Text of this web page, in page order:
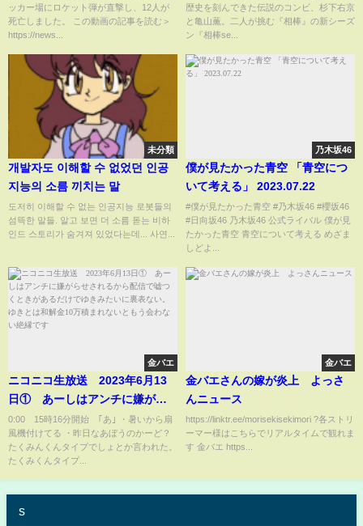
ズボラは攻撃への関与を全面的
に否定 #shorts
ッカー場にロケット弾が直撃し、12人が
死亡しました。 この動画の記事を読む＞
https://news...
歴史を刻んできた伝説のコンビ、杉下右京
と亀山薫。二人が挑む『相棒』の新シーズ
ン『相棒se...
未分類
개발자도 이해할 수 없었던 인공
지능의 소름 끼치는 말
도저히 이해할 수 없는 인공지능 로봇들의
섬뜩한 말들. 알고 보면 더 소름 돋는 비하
인드 스토리가 숨겨져 있었다는데... 사연...
乃木坂46
僕が見たかった青空 「青空につ
いて考える」 2023.07.22
#僕が見たかった青空 #乃木坂46 #櫻坂46
#日向坂46 乃木坂46 公式ライバル 僕が見
たかった青空 青空について考える めざま
しどよ...
金バエ
ニコニコ生放送 2023年6月13
日① あーしはアンチに嫌がら
せされるから配信で嘘つくとき
があるだけでゆきみたいに裏表
ない。ゆきとは和解金10万積ま
0:00 15時16分開始 ｢あ｣ ・暑いから扇
風機付けてる ・昨日なあぼうのかーど？
たくみんくんタイプでしょとか言われた。
たくみくんタイプ...
金バエ
金バエさんの嫁が炎上 よっさ
んニュース
https://linktr.ee/morisekisekimori ?各ストリ
ーマー様はこちらでリアルタイムで観れま
す 金バエ https...
s